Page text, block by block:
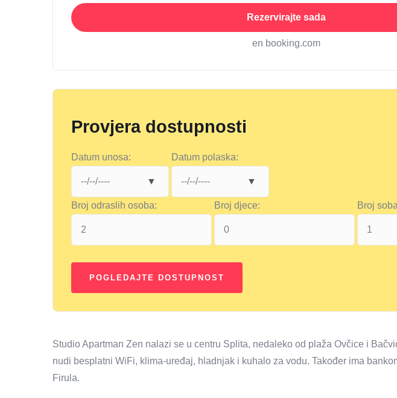
Rezervirajte sada
en booking.com
Provjera dostupnosti
Datum unosa: Datum polaska:
Broj odraslih osoba: Broj djece: Broj
Studio Apartman Zen nalazi se u centru Splita, nedaleko od plaža Ovčice i
nudi besplatni WiFi, klima-uređaj, hladnjak i kuhalo za vodu. Također ima
Firula.